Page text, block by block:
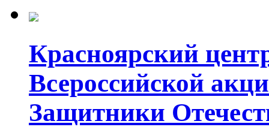
Красноярский
Всероссийской
Защитники